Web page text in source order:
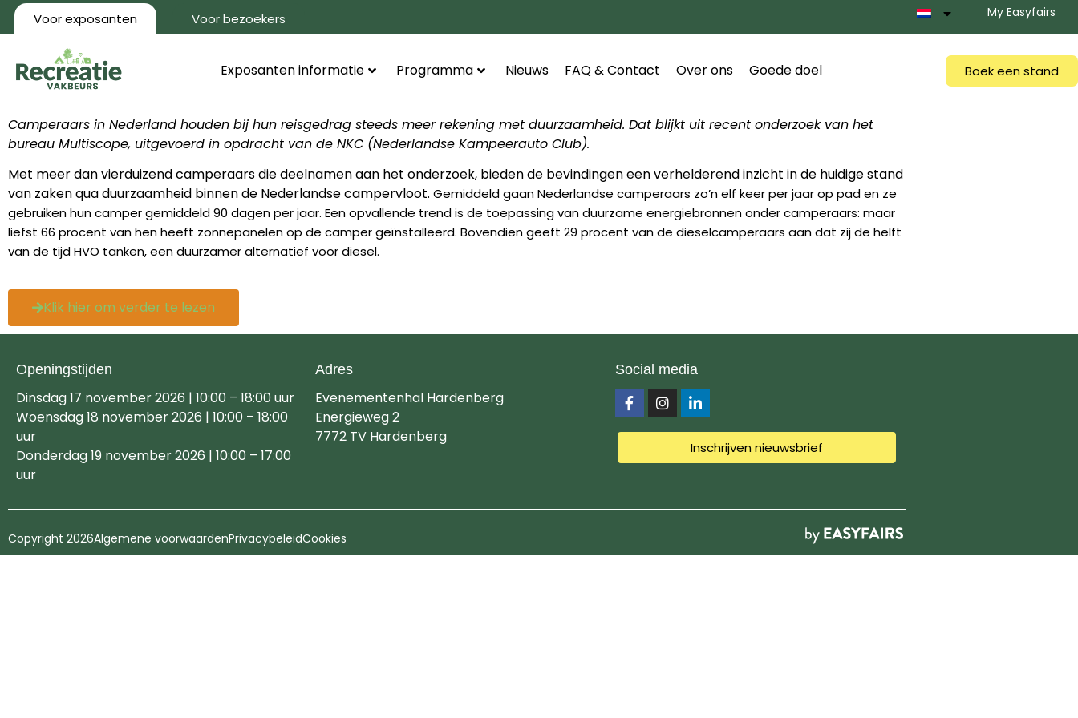
Voor exposanten Voor bezoekers My Easyfairs
Exposanten informatie Programma Nieuws FAQ & Contact Over ons Goede doel Boek een stand
Camperaars in Nederland houden bij hun reisgedrag steeds meer rekening met duurzaamheid. Dat blijkt uit recent onderzoek van het
bureau Multiscope, uitgevoerd in opdracht van de NKC (Nederlandse Kampeerauto Club).
Met meer dan vierduizend camperaars die deelnamen aan het onderzoek, bieden de bevindingen een verhelderend inzicht in de huidige stand
van zaken qua duurzaamheid binnen de Nederlandse campervloot. Gemiddeld gaan Nederlandse camperaars zo’n elf keer per jaar op pad en ze
gebruiken hun camper gemiddeld 90 dagen per jaar. Een opvallende trend is de toepassing van duurzame energiebronnen onder camperaars: maar
liefst 66 procent van hen heeft zonnepanelen op de camper geïnstalleerd. Bovendien geeft 29 procent van de dieselcamperaars aan dat zij de helft
van de tijd HVO tanken, een duurzamer alternatief voor diesel.
Klik hier om verder te lezen
Openingstijden
Dinsdag 17 november 2026 | 10:00 – 18:00 uur
Woensdag 18 november 2026 | 10:00 – 18:00
uur
Donderdag 19 november 2026 | 10:00 – 17:00
uur
Adres
Evenementenhal Hardenberg
Energieweg 2
7772 TV Hardenberg
Social media
Inschrijven nieuwsbrief
Copyright 2026Algemene voorwaardenPrivacybeleidCookies